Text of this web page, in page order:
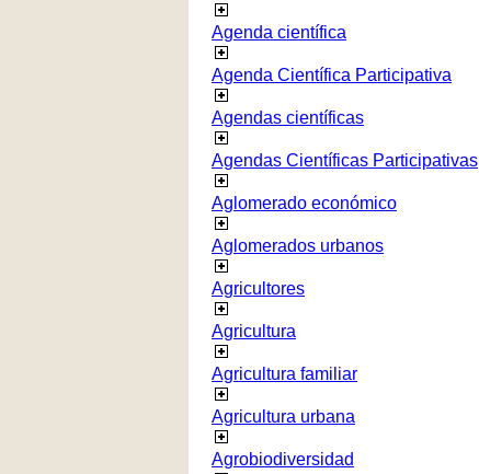
Agenda científica
Agenda Científica Participativa
Agendas científicas
Agendas Científicas Participativas
Aglomerado económico
Aglomerados urbanos
Agricultores
Agricultura
Agricultura familiar
Agricultura urbana
Agrobiodiversidad